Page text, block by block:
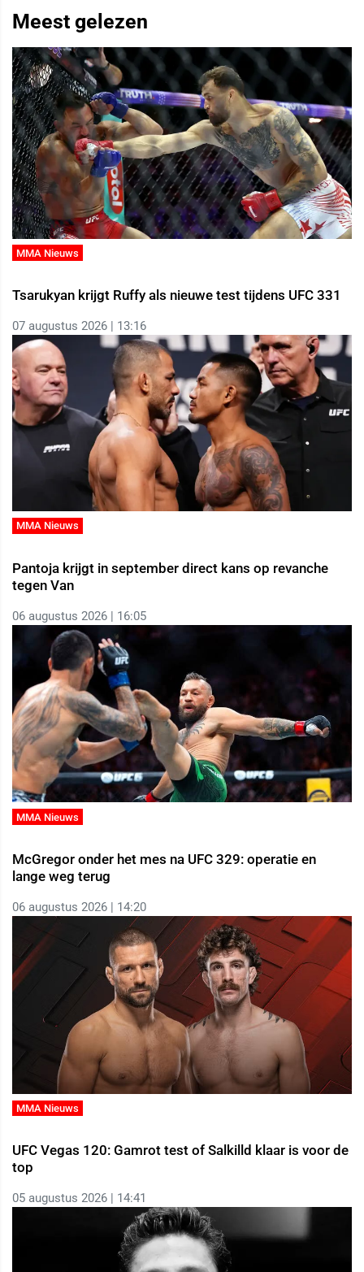
Meest gelezen
MMA Nieuws
Tsarukyan krijgt Ruffy als nieuwe test tijdens UFC 331
07 augustus 2026 | 13:16
MMA Nieuws
Pantoja krijgt in september direct kans op revanche
tegen Van
06 augustus 2026 | 16:05
MMA Nieuws
McGregor onder het mes na UFC 329: operatie en
lange weg terug
06 augustus 2026 | 14:20
MMA Nieuws
UFC Vegas 120: Gamrot test of Salkilld klaar is voor de
top
05 augustus 2026 | 14:41